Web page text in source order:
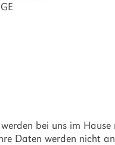
bei uns im Hause
Daten werden nicht